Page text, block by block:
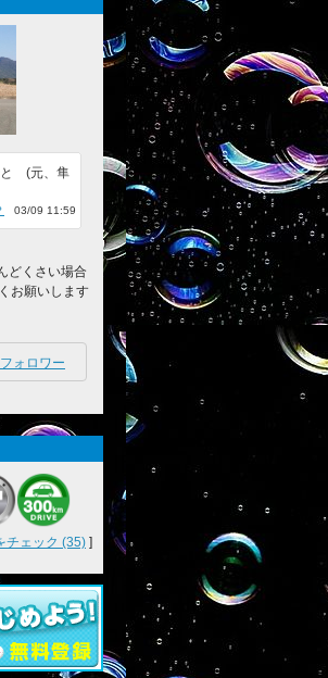
と (元、隼
03/09 11:59
どくさい場合
お願いします
フォロワー
チェック (35) ]